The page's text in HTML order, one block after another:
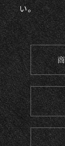
い。